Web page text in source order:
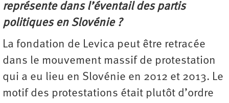
représente dans l’éventail des partis
politiques en Slovénie ?
La fondation de Levica peut être retracée
dans le mouvement massif de protestation
qui a eu lieu en Slovénie en 2012 et 2013. Le
motif des protestations était plutôt d’ordre